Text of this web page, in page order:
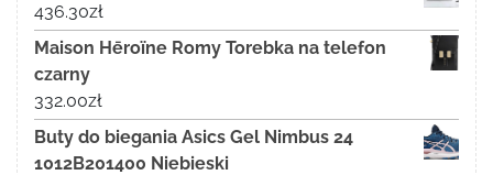
436.30zł
Maison Hēroïne Romy Torebka na telefon
czarny
332.00zł
Buty do biegania Asics Gel Nimbus 24
1012B201400 Niebieski